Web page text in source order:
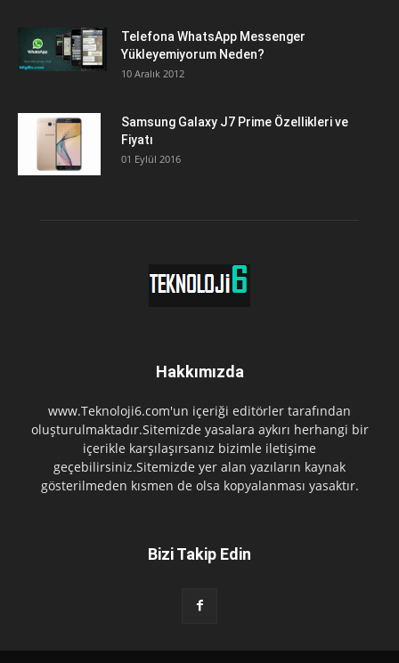
Telefona WhatsApp Messenger
Yükleyemiyorum Neden?
10 Aralık 2012
Samsung Galaxy J7 Prime Özellikleri ve
Fiyatı
01 Eylül 2016
Hakkımızda
www.Teknoloji6.com'un içeriği editörler tarafından
oluşturulmaktadır.Sitemizde yasalara aykırı herhangi bir
içerikle karşılaşırsanız bizimle iletişime
geçebilirsiniz.Sitemizde yer alan yazıların kaynak
gösterilmeden kısmen de olsa kopyalanması yasaktır.
Bizi Takip Edin